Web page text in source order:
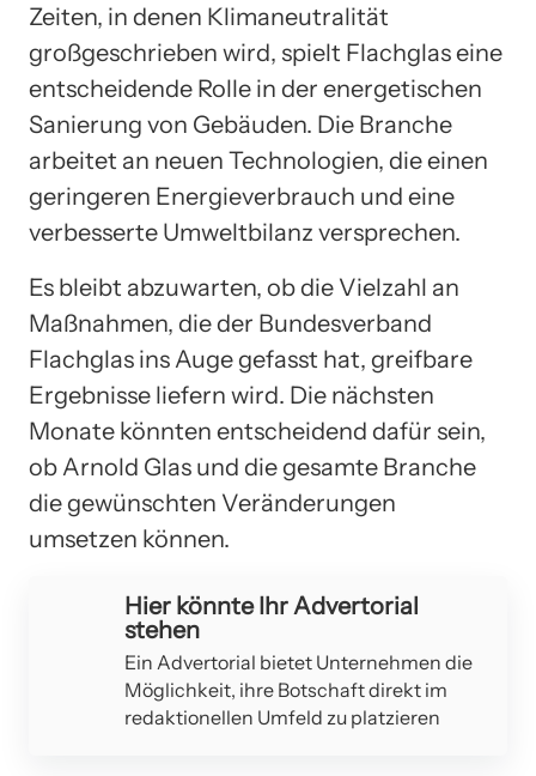
Zeiten, in denen Klimaneutralität
großgeschrieben wird, spielt Flachglas eine
entscheidende Rolle in der energetischen
Sanierung von Gebäuden. Die Branche
arbeitet an neuen Technologien, die einen
geringeren Energieverbrauch und eine
verbesserte Umweltbilanz versprechen.
Es bleibt abzuwarten, ob die Vielzahl an
Maßnahmen, die der Bundesverband
Flachglas ins Auge gefasst hat, greifbare
Ergebnisse liefern wird. Die nächsten
Monate könnten entscheidend dafür sein,
ob Arnold Glas und die gesamte Branche
die gewünschten Veränderungen
umsetzen können.
Hier könnte Ihr Advertorial
stehen
Ein Advertorial bietet Unternehmen die
Möglichkeit, ihre Botschaft direkt im
redaktionellen Umfeld zu platzieren